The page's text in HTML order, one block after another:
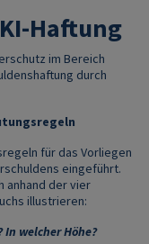
Haftung
im Bereich
durch
für das Vorliegen
eingeführt.
anhand der vier
illustrieren:
In welcher Höhe?